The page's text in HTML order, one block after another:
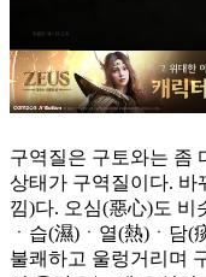
구역질은 구토와는 좀
상태가 구역질이다. 바
낌)다. 오심(惡心)도 비
ㆍ습(濕)ㆍ열(熱)ㆍ담(
불쾌하고 울렁거리며